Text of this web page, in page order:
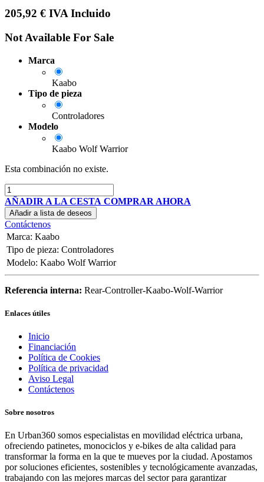
205,92 € IVA Incluido
Not Available For Sale
Marca
Kaabo
Tipo de pieza
Controladores
Modelo
Kaabo Wolf Warrior
Esta combinación no existe.
AÑADIR A LA CESTA COMPRAR AHORA
Añadir a lista de deseos
Contáctenos
Marca: Kaabo
Tipo de pieza: Controladores
Modelo: Kaabo Wolf Warrior
Referencia interna: Rear-Controller-Kaabo-Wolf-Warrior
Enlaces útiles
Inicio
Financiación
Política de Cookies
Política de privacidad
Aviso Legal
Contáctenos
Sobre nosotros
En Urban360 somos especialistas en movilidad eléctrica urbana,
ofreciendo patinetes, monociclos y e-bikes de alta calidad para
transformar la forma en la que te mueves por la ciudad. Apostamos
por soluciones eficientes, sostenibles y tecnológicamente avanzadas,
trabajando con las mejores marcas del sector para garantizar